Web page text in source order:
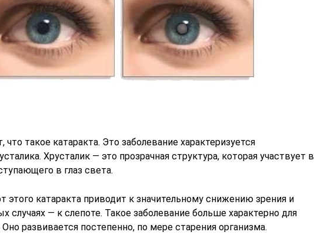
такое катаракта. Это заболевание характеризуется
Хрусталик — это прозрачная структура, которая участвует в
в глаз света.
этого катаракта приводит к значительному снижению зрения и
случаях — к слепоте. Такое заболевание больше характерно для
развивается постепенно, по мере старения организма.